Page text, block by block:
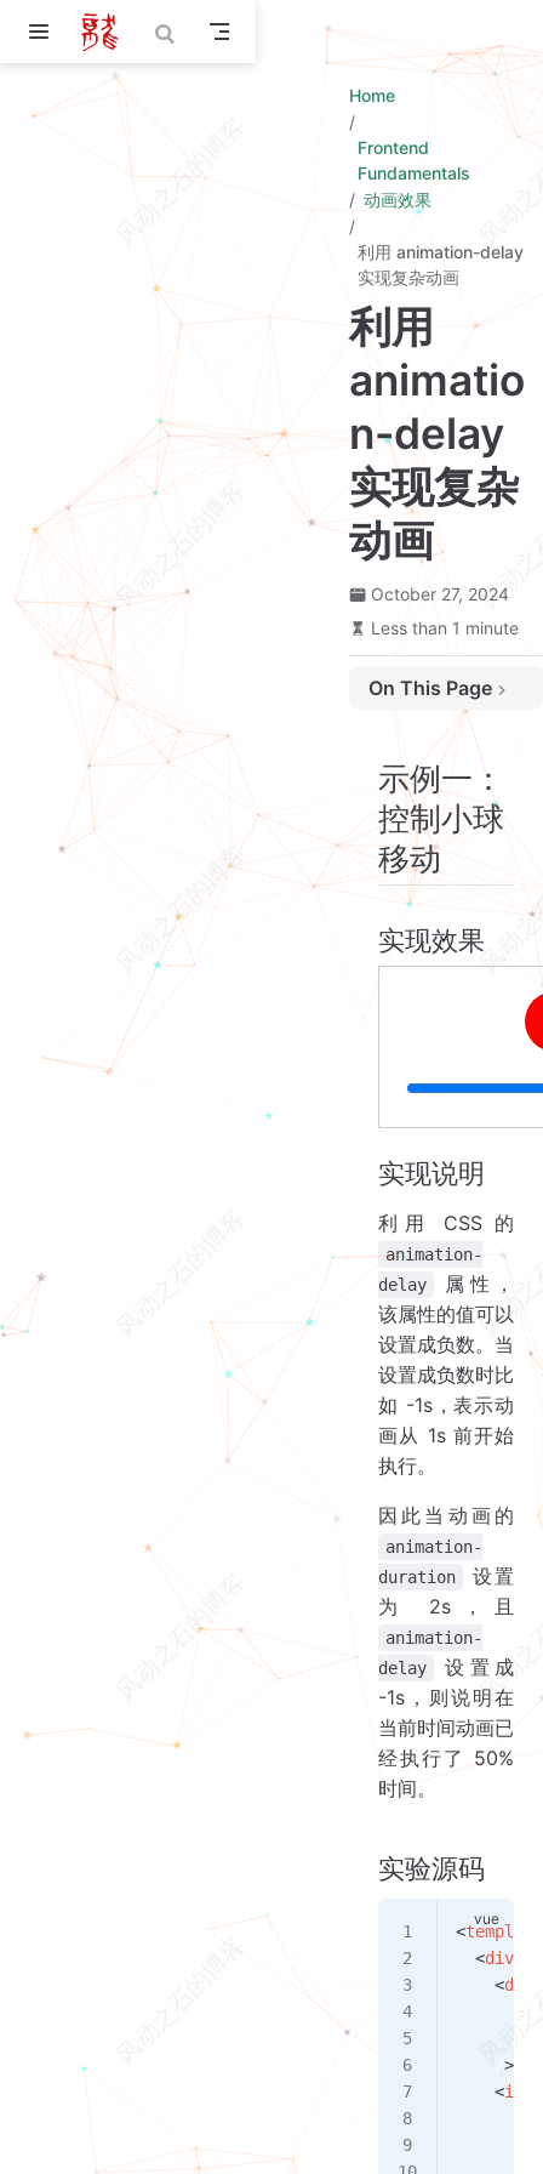
Skip to main content
Home
Frontend
Fundamentals
动画效果
利用 animation-delay
实现复杂动画
利用
animatio
n-delay
实现复杂
动画
October 27, 2024
Less than 1 minute
On This Page
实现效果
实现说明
实验源码
示例二：评分动画
实现效果
实验源码
示例一：
控制小球
移动
实现效果
实现说明
利用 CSS 的
animation-
delay
属性，
该属性的值可以
设置成负数。当
设置成负数时比
如 -1s，表示动
画从 1s 前开始
执行。
因此当动画的
animation-
duration
设置
为 2s，且
animation-
delay
设置成
-1s，则说明在
当前时间动画已
经执行了 50%
时间。
实验源码
<template
  <
div
    <
div
>
    <